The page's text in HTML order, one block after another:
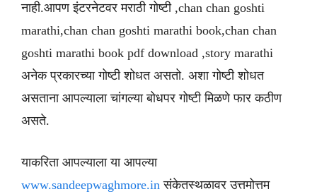
नाही.आपण इंटरनेटवर मराठी गोष्टी ,chan chan goshti
marathi,chan chan goshti marathi book,chan chan
goshti marathi book pdf download ,story marathi
अनेक प्रकारच्या गोष्टी शोधत असतो. अशा गोष्टी शोधत
असताना आपल्याला चांगल्या बोधपर गोष्टी मिळणे फार कठीण
असते.
याकरिता आपल्याला या आपल्या
www.sandeepwaghmore.in संकेतस्थळावर उत्तमोत्तम